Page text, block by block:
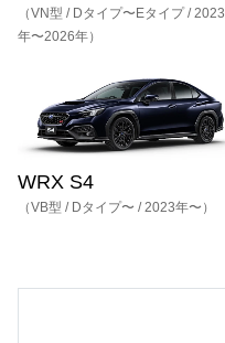
（VN型 / Dタイプ〜Eタイプ / 2023
年〜2026年）​
WRX S4
（VB型 / Dタイプ〜 / 2023年〜）​​​​​